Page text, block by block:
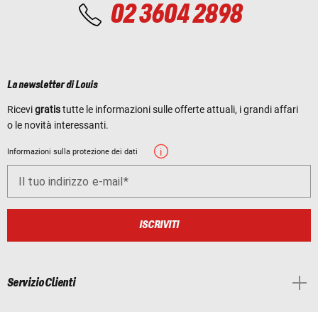
02 3604 2898
La newsletter di Louis
Ricevigratistutte le informazioni sulle offerte attuali, i grandi affari
o le novità interessanti.
Informazioni sulla protezione dei dati
Il tuo indirizzo e-mail
ISCRIVITI
Servizio Clienti